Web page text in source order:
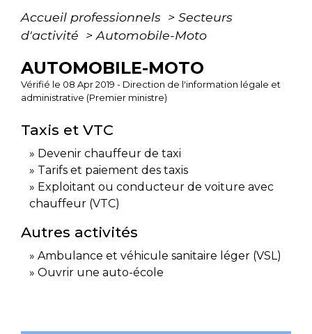
Accueil professionnels > Secteurs
d'activité > Automobile-Moto
AUTOMOBILE-MOTO
Vérifié le 08 Apr 2019 - Direction de l'information légale et
administrative (Premier ministre)
Taxis et VTC
Devenir chauffeur de taxi
Tarifs et paiement des taxis
Exploitant ou conducteur de voiture avec
chauffeur (VTC)
Autres activités
Ambulance et véhicule sanitaire léger (VSL)
Ouvrir une auto-école